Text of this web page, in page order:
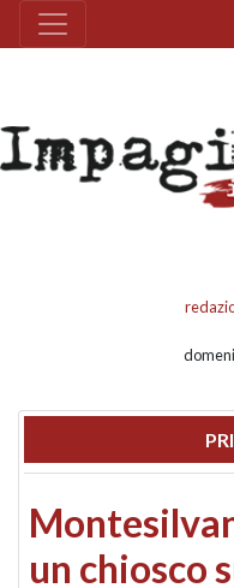
un chiosco